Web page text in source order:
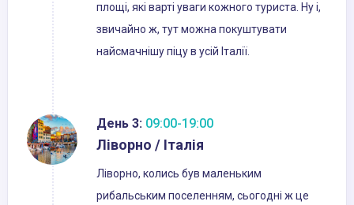
площі, які варті уваги кожного туриста. Ну і,
звичайно ж, тут можна покуштувати
найсмачнішу піцу в усій Італії.
День 3: 09:00-19:00
Ліворно / Італія
Ліворно, колись був маленьким
рибальським поселенням, сьогодні ж це